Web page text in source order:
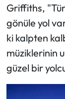
Griffiths,
gönüle yol
ki kalpten
müziklerinin
güzel bir